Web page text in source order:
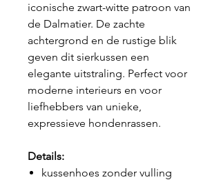
iconische zwart-witte patroon van
de Dalmatier. De zachte
achtergrond en de rustige blik
geven dit sierkussen een
elegante uitstraling. Perfect voor
moderne interieurs en voor
liefhebbers van unieke,
expressieve hondenrassen.
Details:
kussenhoes zonder vulling